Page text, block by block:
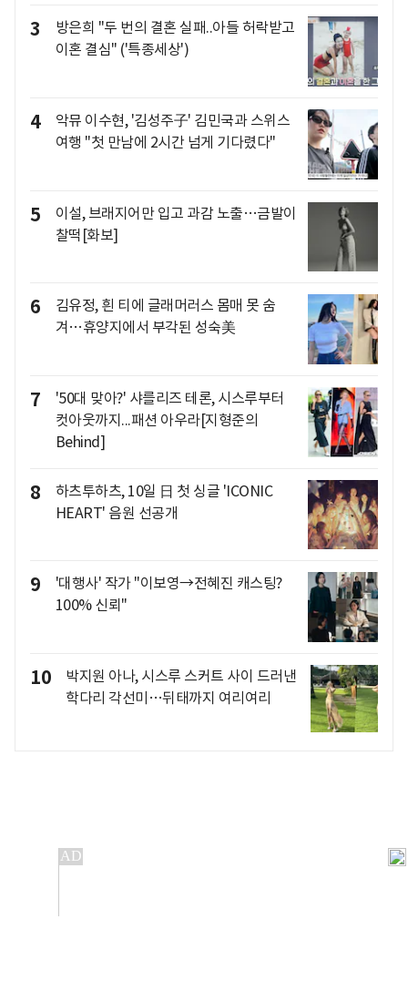
3
방은희 "두 번의 결혼 실패..아들 허락받고
이혼 결심" ('특종세상')
4
악뮤 이수현, '김성주子' 김민국과 스위스
여행 "첫 만남에 2시간 넘게 기다렸다"
5
이설, 브래지어만 입고 과감 노출…금발이
찰떡[화보]
6
김유정, 흰 티에 글래머러스 몸매 못 숨
겨…휴양지에서 부각된 성숙美
7
'50대 맞아?' 샤를리즈 테론, 시스루부터
컷아웃까지...패션 아우라[지형준의
Behind]
8
하츠투하츠, 10일 日 첫 싱글 'ICONIC
HEART' 음원 선공개
9
'대행사' 작가 "이보영→전혜진 캐스팅?
100% 신뢰"
10
박지원 아나, 시스루 스커트 사이 드러낸
학다리 각선미…뒤태까지 여리여리